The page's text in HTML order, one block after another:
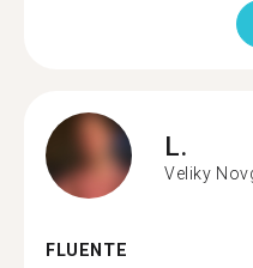
L.
Veliky
FLUENTE